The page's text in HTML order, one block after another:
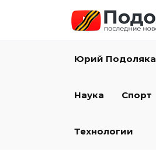
Юрий Подоляка
Наука Спорт
Технологии